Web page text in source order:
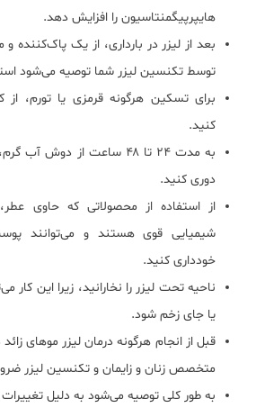
هایپرپیگمنتاسیون را افزایش دهد.
بعد از لیزر در بارداری، از یک پاک‌کننده
توسط تکنسین لیزر شما توصیه می‌شود
برای تسکین هرگونه قرمزی یا تورم،
کنید.
به مدت ۲۴ تا ۴۸ ساعت از
دوری کنید.
از استفاده از محصولاتی که حاوی
شیمیایی قوی هستند و می‌توانند
خودداری کنید.
ناحیه تحت لیزر را نخارانید، زیرا این کار
یا جای زخم شود.
قبل از انجام هرگونه درمان لیزر موهای
متخصص زنان و زایمان و تکنسین لیزر
به طور کلی توصیه می‌شود به دلیل